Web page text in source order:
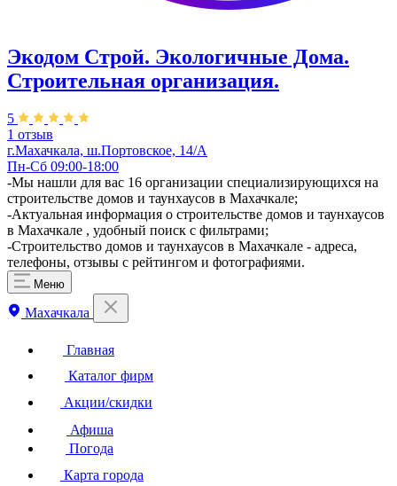
Экодом Строй. Экологичные Дома.
Строительная организация.
5
1 отзыв
г.Махачкала, ш.Портовское, 14/А
Пн-Сб 09:00-18:00
​-Мы нашли для вас 16 организации специализирующихся на
строительстве домов и таунхаусов в Махачкале;
-Актуальная информация о строительстве домов и таунхаусов
в Махачкале , удобный поиск с фильтрами;
-Строительство домов и таунхаусов в Махачкале - адреса,
телефоны, отзывы с рейтингом и фотографиями.
Меню
Махачкала
Главная
Каталог фирм
Акции/скидки
Афиша
Погода
Карта города